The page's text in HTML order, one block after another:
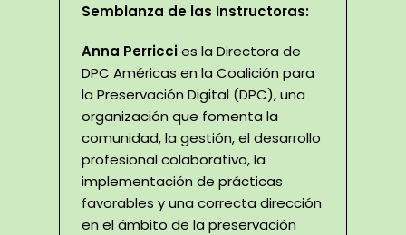
Semblanza de las Instructoras:
Anna Perriccies la Directora de
DPC Américas en la Coalición para
la Preservación Digital (DPC), una
organización que fomenta la
comunidad, la gestión, el desarrollo
profesional colaborativo, la
implementación de prácticas
favorables y una correcta dirección
en el ámbito de la preservación